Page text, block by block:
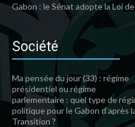
Gabon : le Sénat adopte la Loi
Société
Ma pensée du jour (33) : régime
présidentiel ou régime
parlementaire : quel type de
politique pour le Gabon d’après
Transition ?